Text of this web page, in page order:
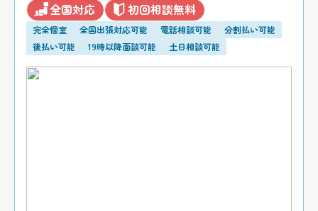
全国対応 初回相談無料
完全個室 全国出張対応可能 電話相談可能
分割払い可能
後払い可能
19時以降面談可能 土日相談可能